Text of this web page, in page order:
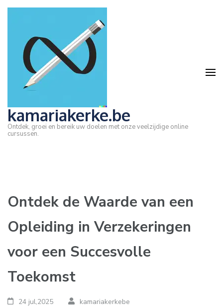
Ga
Enter)
kamariakerke.be
Ontdek, groei en bereik uw doelen met onze veelzijdige online
cursussen.
Ontdek de Waarde van een
Opleiding in Verzekeringen
voor een Succesvolle
Toekomst
24 jul,2025
kamariakerkebe